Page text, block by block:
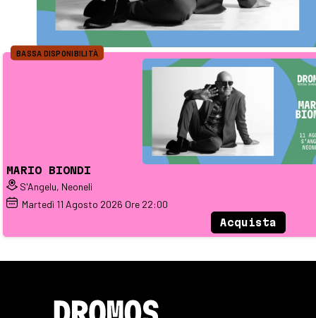
MARIO BIONDI
S'Angelu, Neoneli
Martedì 11 Agosto 2026 Ore 22:00
BASSA DISPONIBILITÀ
Acquista